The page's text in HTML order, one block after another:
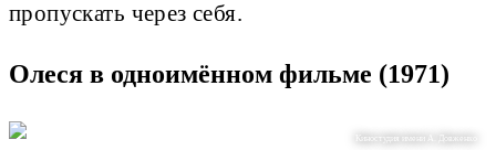
пропускать через себя.
Олеся в одноимённом фильме (1971)
Киностудия имени А. Довженко